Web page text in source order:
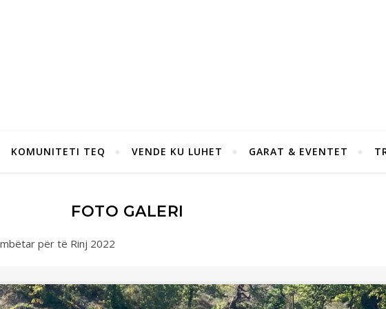
KOMUNITETI TEQ VENDE KU LUHET GARAT & EVENTET
FOTO GALERI
për të Rinj 2022